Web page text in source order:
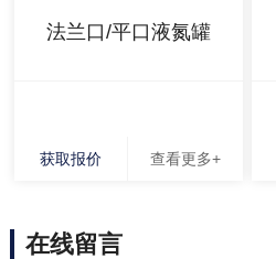
法兰口/平口液氮罐
获取报价 查看更多+
在线留言